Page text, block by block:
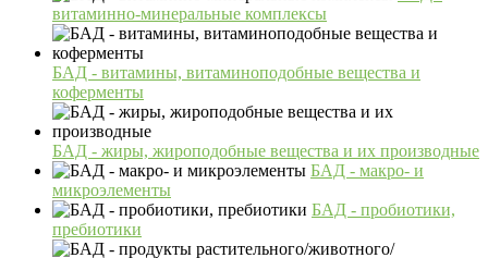
витаминно-минеральные комплексы
БАД - витамины, витаминоподобные вещества и
коферменты
БАД - жиры, жироподобные вещества и их производные
БАД - макро- и
микроэлементы
БАД - пробиотики,
пребиотики